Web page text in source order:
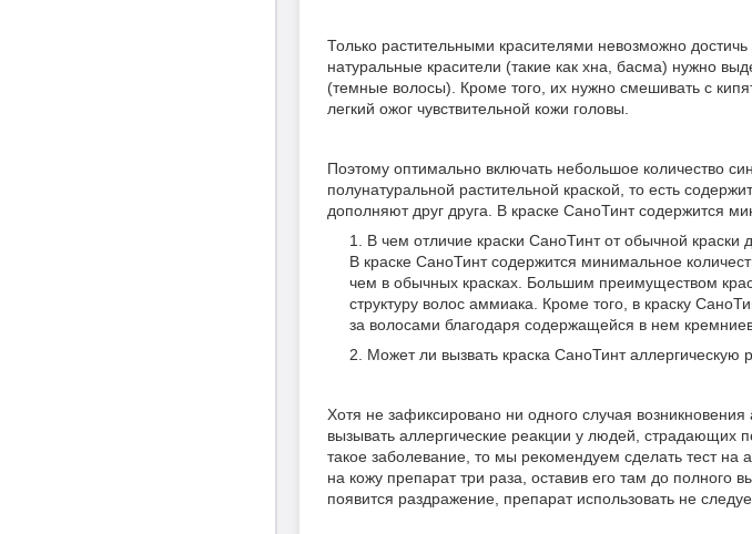
Только растительными красителями невозможно
натуральные красители (такие как хна, басма) нужно
(темные волосы). Кроме того, их нужно смешивать с
легкий ожог чувствительной кожи головы.
Поэтому оптимально включать небольшое количество
полунатуральной растительной краской, то есть
дополняют друг друга. В краске СаноТинт содержится
В чем отличие краски СаноТинт от обычной краски
В краске СаноТинт содержится минимальное
чем в обычных красках. Большим преимуществом
структуру волос аммиака. Кроме того, в краску
за волосами благодаря содержащейся в нем
Может ли вызвать краска СаноТинт аллергическую
Хотя не зафиксировано ни одного случая
вызывать аллергические реакции у людей,
такое заболевание, то мы рекомендуем сделать тест
на кожу препарат три раза, оставив его там до
появится раздражение, препарат использовать не